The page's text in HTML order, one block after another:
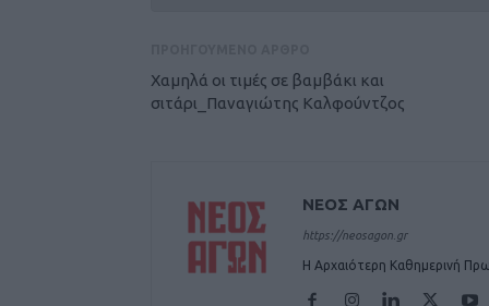
Χαμηλά οι τιμές σε βαμβάκι και
σιτάρι_Παναγιώτης Καλφούντζος
ΝΕΟΣ ΑΓΩΝ
https://neosagon.gr
Η Αρχαιότερη Καθημερινή